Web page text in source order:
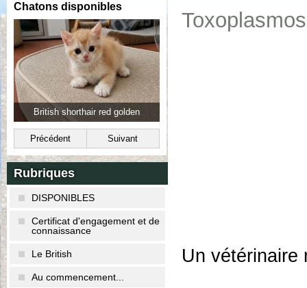
Chatons disponibles
British shorthair red golden
Précédent Suivant
Rubriques
DISPONIBLES
Certificat d'engagement et de
connaissance
Le British
Au commencement...
Un vétérinaire